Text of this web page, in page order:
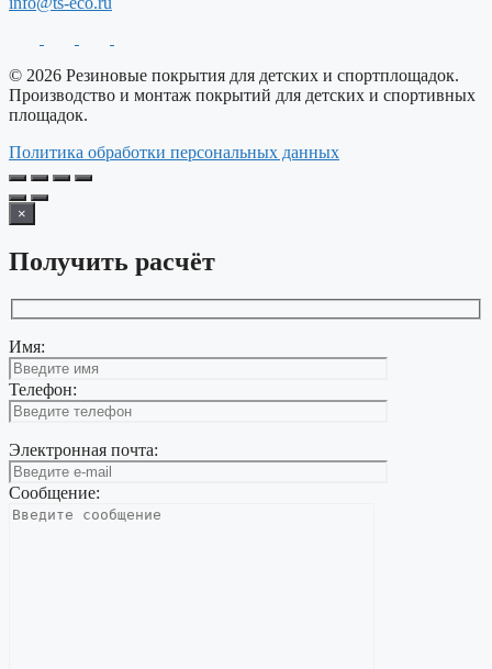
© 2026 Резиновые покрытия для детских и спортплощадок.
Производство и монтаж покрытий для детских и спортивных
площадок.
Политика обработки персональных данных
×
Получить расчёт
Имя:
Телефон:
Электронная почта:
Сообщение: